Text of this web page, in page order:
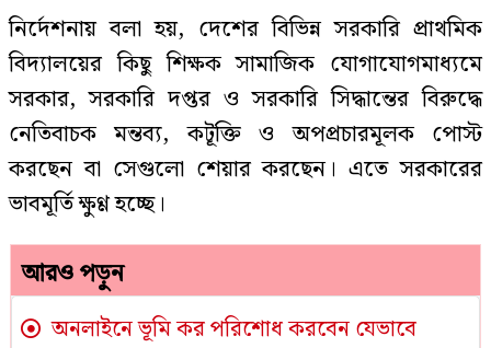
নির্দেশনায় বলা হয়, দেশের বিভিন্ন সরকারি প্রাথমিক
বিদ্যালয়ের কিছু শিক্ষক সামাজিক যোগাযোগমাধ্যমে
সরকার, সরকারি দপ্তর ও সরকারি সিদ্ধান্তের বিরুদ্ধে
নেতিবাচক মন্তব্য, কটূক্তি ও অপপ্রচারমূলক পোস্ট
করছেন বা সেগুলো শেয়ার করছেন। এতে সরকারের
ভাবমূর্তি ক্ষুণ্ণ হচ্ছে।
আরও পড়ুন
অনলাইনে ভূমি কর পরিশোধ করবেন যেভাবে